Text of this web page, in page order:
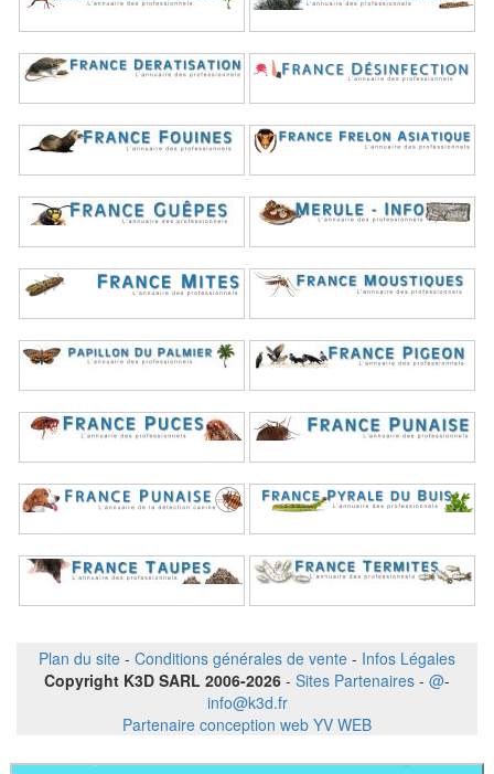
Plan du site - Conditions générales de vente - Infos Légales
Copyright K3D SARL 2006-2026 - Sites Partenaires - @-
info@k3d.fr
Partenaire conception web YV WEB